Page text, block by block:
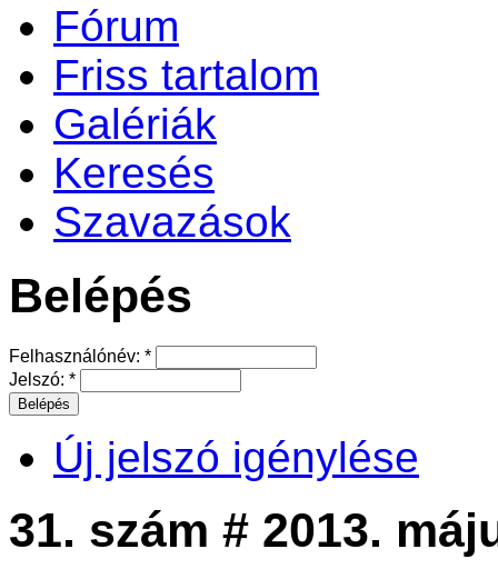
Fórum
Friss tartalom
Galériák
Keresés
Szavazások
Belépés
Felhasználónév: *
Jelszó: *
Új jelszó igénylése
31. szám # 2013.